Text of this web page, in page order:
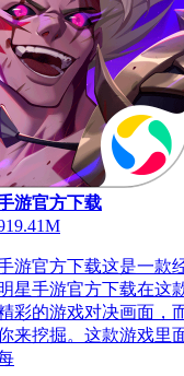
游官方下载
游官方下载这是一款
星手游官方下载在这
彩的游戏对决画面，
来挖掘。这款游戏里